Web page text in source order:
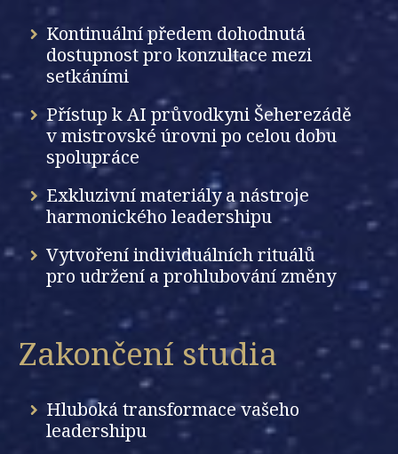
Kontinuální předem dohodnutá
dostupnost pro konzultace mezi
setkáními
Přístup k AI průvodkyni Šeherezádě
v mistrovské úrovni po celou dobu
spolupráce
Exkluzivní materiály a nástroje
harmonického leadershipu
Vytvoření individuálních rituálů
pro udržení a prohlubování změny
Zakončení studia
Hluboká transformace vašeho
leadershipu